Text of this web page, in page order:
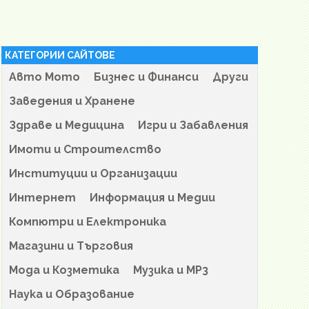
КАТЕГОРИИ САЙТОВЕ
Авто Мото Бизнес и Финанси
Други
Заведения и Хранене
Здраве и Медицина
Игри и Забавления
Имоти и Строителство
Институции и Организации
Интернет
Информация и Медии
Компютри и Електроника
Магазини и Търговия
Мода и Козметика
Музика и MP3
Наука и Образование